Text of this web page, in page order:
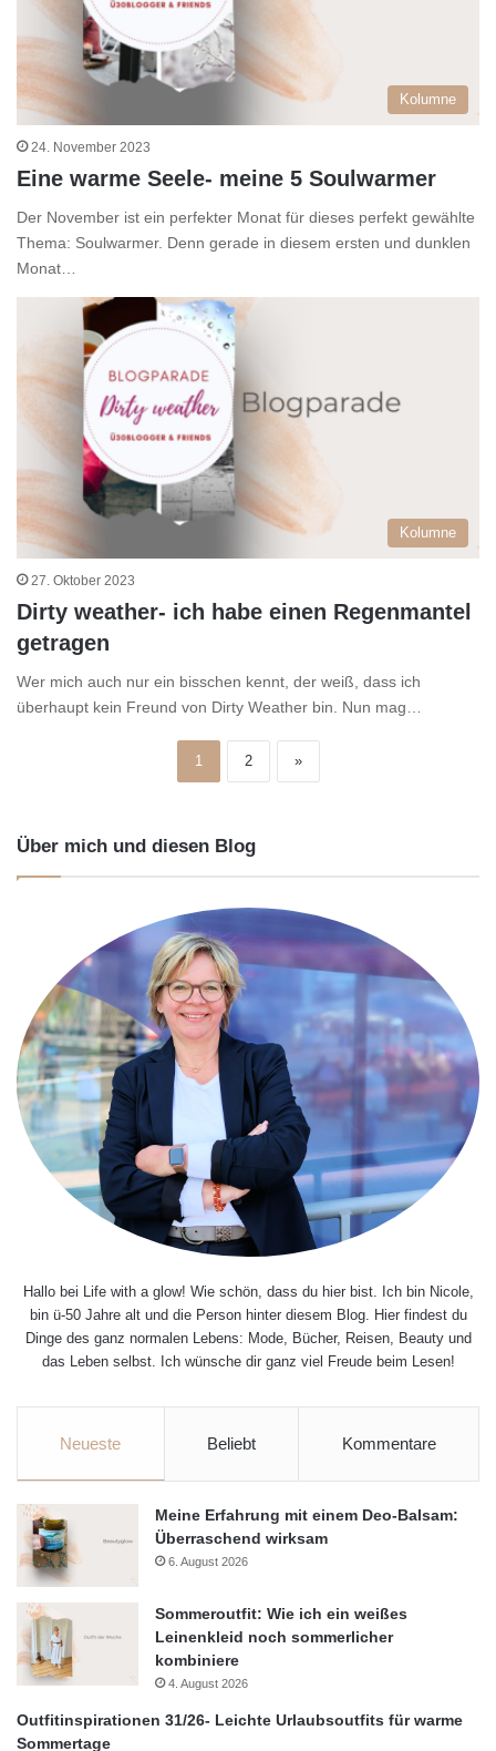
Kolumne
24. November 2023
Eine warme Seele- meine 5 Soulwarmer
Der November ist ein perfekter Monat für dieses perfekt gewählte
Thema: Soulwarmer. Denn gerade in diesem ersten und dunklen
Monat…
Kolumne
27. Oktober 2023
Dirty weather- ich habe einen Regenmantel
getragen
Wer mich auch nur ein bisschen kennt, der weiß, dass ich
überhaupt kein Freund von Dirty Weather bin. Nun mag…
1 2 »
Über mich und diesen Blog
Hallo bei Life with a glow! Wie schön, dass du hier bist. Ich bin Nicole,
bin ü-50 Jahre alt und die Person hinter diesem Blog. Hier findest du
Dinge des ganz normalen Lebens: Mode, Bücher, Reisen, Beauty und
das Leben selbst. Ich wünsche dir ganz viel Freude beim Lesen!
Neueste Beliebt Kommentare
Meine Erfahrung mit einem Deo-Balsam:
Überraschend wirksam
6. August 2026
Sommeroutfit: Wie ich ein weißes
Leinenkleid noch sommerlicher
kombiniere
4. August 2026
Outfitinspirationen 31/26- Leichte Urlaubsoutfits für warme
Sommertage